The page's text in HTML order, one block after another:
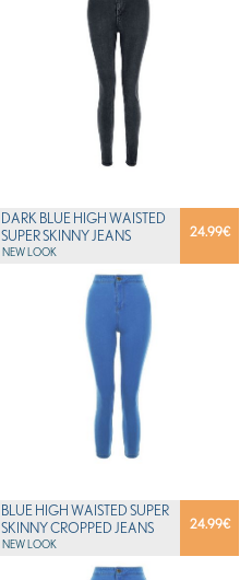
24.99€
DARK BLUE HIGH WAISTED
SUPER SKINNY JEANS
NEW LOOK
24.99€
BLUE HIGH WAISTED SUPER
SKINNY CROPPED JEANS
NEW LOOK